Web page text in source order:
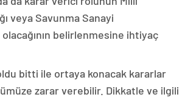
veya Savunma Sanayi
olacağının belirlenmesine ihtiyaç
bitti ile ortaya konacak kararlar
zarar verebilir. Dikkatle ve ilgili